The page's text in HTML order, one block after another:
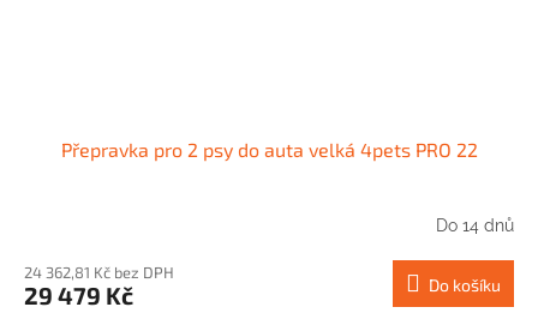
Přepravka pro 2 psy do auta velká 4pets PRO 22
Do 14 dnů
24 362,81 Kč bez DPH
29 479 Kč Do košíku